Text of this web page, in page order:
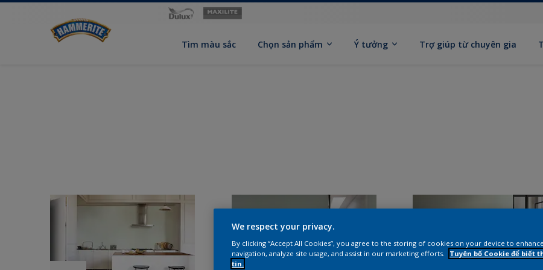
Tìm màu sắc Chọn sản phẩm Ý tưởng Trợ giúp từ chuyên gia
We respect your privacy.
By clicking “Accept All Cookies”, you agree to the storing of cookies on your device to
navigation, analyze site usage, and assist in our marketing efforts.
Tuyên bố Cookie để biết
tin.